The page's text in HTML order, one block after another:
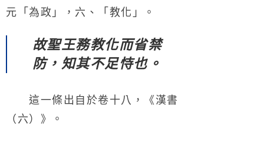
元「為政」，六、「教化」。
故聖王務教化而省禁
防，知其不足恃也。
這一條出自於卷十八，《漢書
（六）》。